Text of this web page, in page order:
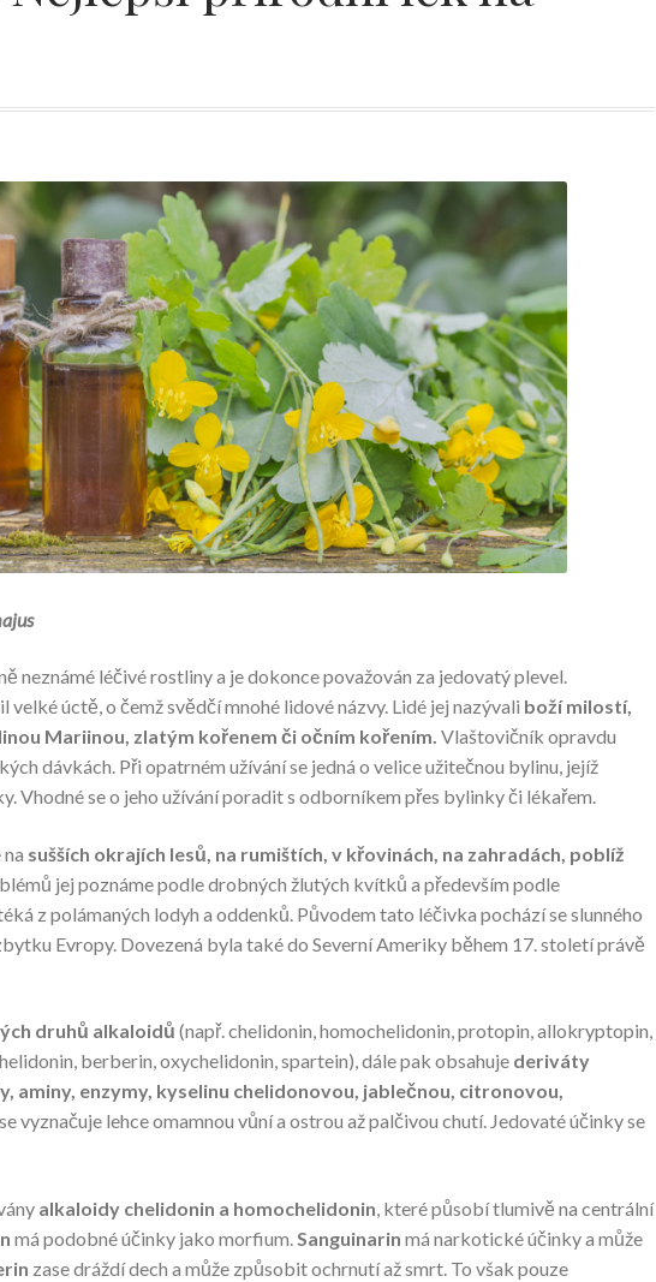
neznámé léčivé rostliny a je dokonce považován za jedovatý plevel.
úctě, o čemž svědčí mnohé lidové názvy. Lidé jej nazývali boží milostí,
Mariinou, zlatým kořenem či očním kořením.Vlaštovičník opravdu
dávkách. Při opatrném užívání se jedná o velice užitečnou bylinu, jejíž
Vhodné se o jeho užívání poradit s odborníkem přes bylinky či lékařem.
sušších okrajích lesů, na rumištích, v křovinách, na zahradách, poblíž
jej poznáme podle drobných žlutých kvítků a především podle
z polámaných lodyh a oddenků. Původem tato léčivka pochází se slunného
Evropy. Dovezená byla také do Severní Ameriky během 17. století právě
druhů alkaloidů (např. chelidonin, homochelidonin, protopin, allokryptopin,
berberin, oxychelidonin, spartein), dále pak obsahuje deriváty
aminy, enzymy, kyselinu chelidonovou, jablečnou, citronovou,
vyznačuje lehce omamnou vůní a ostrou až palčivou chutí. Jedovaté účinky se
alkaloidy chelidonin a homochelidonin, které působí tlumivě na centrální
má podobné účinky jako morfium.Sanguinarin má narkotické účinky a může
zase dráždí dech a může způsobit ochrnutí až smrt. To však pouze